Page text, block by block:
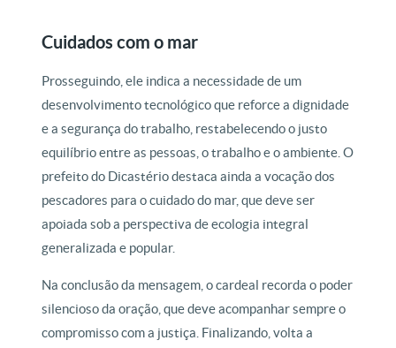
Cuidados com o mar
Prosseguindo, ele indica a necessidade de um
desenvolvimento tecnológico que reforce a dignidade
e a segurança do trabalho, restabelecendo o justo
equilíbrio entre as pessoas, o trabalho e o ambiente. O
prefeito do Dicastério destaca ainda a vocação dos
pescadores para o cuidado do mar, que deve ser
apoiada sob a perspectiva de ecologia integral
generalizada e popular.
Na conclusão da mensagem, o cardeal recorda o poder
silencioso da oração, que deve acompanhar sempre o
compromisso com a justiça. Finalizando, volta a